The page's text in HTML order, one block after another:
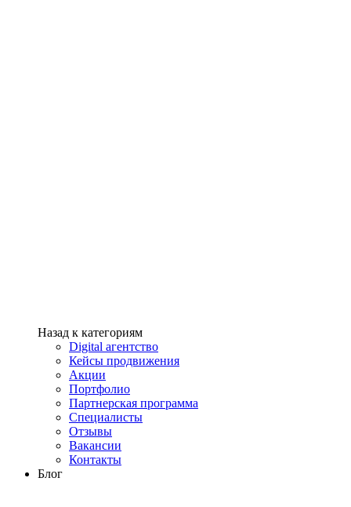
Назад к категориям
Digital агентство
Кейсы продвижения
Акции
Портфолио
Партнерская программа
Специалисты
Отзывы
Вакансии
Контакты
Блог